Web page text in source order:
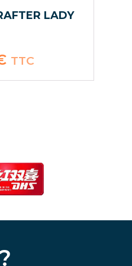
LADY
Le
prix
est :
TTC